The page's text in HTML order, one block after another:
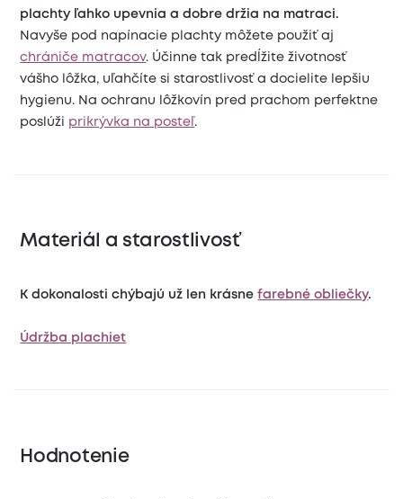
plachty ľahko upevnia a dobre držia na matraci.
Navyše pod napínacie plachty môžete použiť aj
chrániče matracov. Účinne tak predĺžite životnosť
vášho lôžka, uľahčíte si starostlivosť a docielite lepšiu
hygienu. Na ochranu lôžkovín pred prachom perfektne
poslúži prikrývka na posteľ.
Materiál a starostlivosť
K dokonalosti chýbajú už len krásnefarebné obliečky.
Údržba plachiet
Hodnotenie